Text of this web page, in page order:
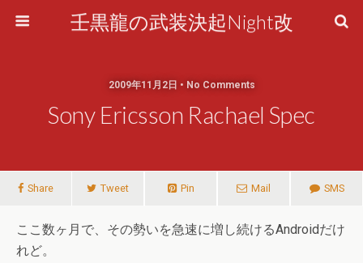
壬黒龍の武装決起Night改
2009年11月2日 • No Comments
Sony Ericsson Rachael Spec
Share Tweet Pin Mail SMS
ここ数ヶ月で、その勢いを急速に増し続けるAndroidだけ
れど。